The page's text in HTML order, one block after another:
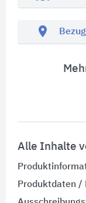
location_on
Alle Inhalte
Produktdaten /